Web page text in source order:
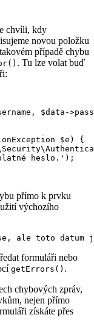
chvíli, kdy
novou položku
případě chybu
. Tu lze volat buď
$e) {
přímo k prvku
výchozího
formuláři nebo
getErrors() .
chybových zpráv,
nejen přímo
získáte přes